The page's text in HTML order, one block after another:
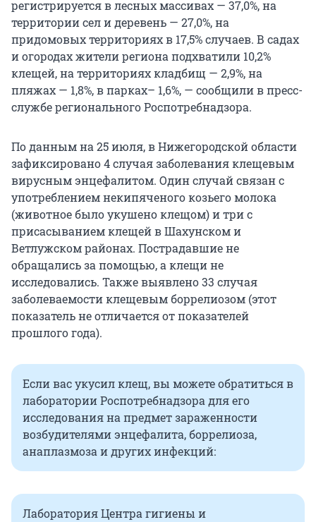
регистрируется в лесных массивах — 37,0%, на
территории сел и деревень — 27,0%, на
придомовых территориях в 17,5% случаев. В садах
и огородах жители региона подхватили 10,2%
клещей, на территориях кладбищ — 2,9%, на
пляжах — 1,8%, в парках– 1,6%, — сообщили в пресс-
службе регионального Роспотребнадзора.
По данным на 25 июля, в Нижегородской области
зафиксировано 4 случая заболевания клещевым
вирусным энцефалитом. Один случай связан с
употреблением некипяченого козьего молока
(животное было укушено клещом) и три с
присасыванием клещей в Шахунском и
Ветлужском районах. Пострадавшие не
обращались за помощью, а клещи не
исследовались. Также выявлено 33 случая
заболеваемости клещевым боррелиозом (этот
показатель не отличается от показателей
прошлого года).
Если вас укусил клещ, вы можете обратиться в
лаборатории Роспотребнадзора для его
исследования на предмет зараженности
возбудителями энцефалита, боррелиоза,
анаплазмоза и других инфекций:
Лаборатория Центра гигиены и